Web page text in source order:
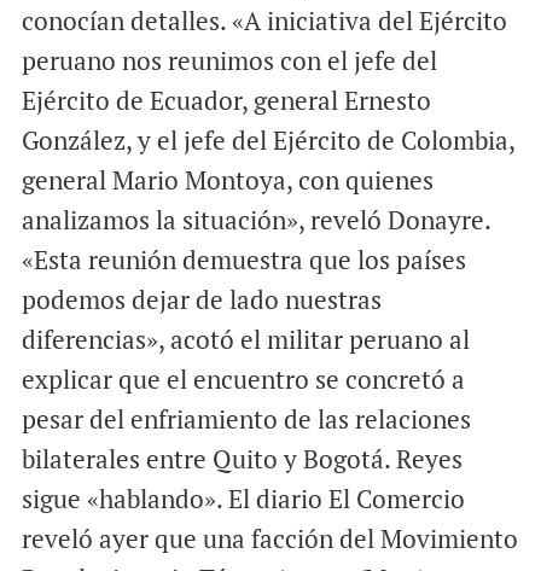
conocían detalles. «A iniciativa del Ejército
peruano nos reunimos con el jefe del
Ejército de Ecuador, general Ernesto
González, y el jefe del Ejército de Colombia,
general Mario Montoya, con quienes
analizamos la situación», reveló Donayre.
«Esta reunión demuestra que los países
podemos dejar de lado nuestras
diferencias», acotó el militar peruano al
explicar que el encuentro se concretó a
pesar del enfriamiento de las relaciones
bilaterales entre Quito y Bogotá. Reyes
sigue «hablando». El diario El Comercio
reveló ayer que una facción del Movimiento